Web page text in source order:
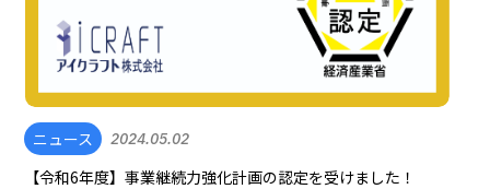
ニュース 2024.05.02
【令和6年度】事業継続力強化計画の認定を受けました！